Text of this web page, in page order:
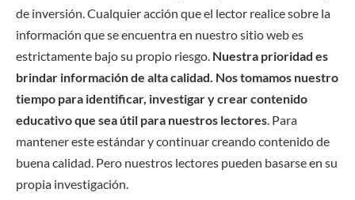
de inversión. Cualquier acción que el lector realice sobre la
información que se encuentra en nuestro sitio web es
estrictamente bajo su propio riesgo. Nuestra prioridad es
brindar información de alta calidad. Nos tomamos nuestro
tiempo para identificar, investigar y crear contenido
educativo que sea útil para nuestros lectores. Para
mantener este estándar y continuar creando contenido de
buena calidad. Pero nuestros lectores pueden basarse en su
propia investigación.